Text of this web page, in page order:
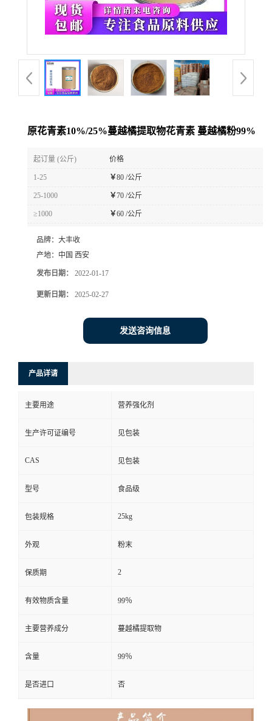
原花青素10%/25%蔓越橘提取物花青素 蔓越橘粉99%
起订量 (公斤) 价格
1-25 ￥80 /公斤
25-1000 ￥70 /公斤
≥1000 ￥60 /公斤
品牌： 大丰收
产地： 中国 西安
发布日期： 2022-01-17
更新日期： 2025-02-27
发送咨询信息
产品详请
主要用途 营养强化剂
生产许可证编号 见包装
CAS 见包装
型号 食品级
包装规格 25kg
外观 粉末
保质期 2
有效物质含量 99％
主要营养成分 蔓越橘提取物
含量 99％
是否进口 否